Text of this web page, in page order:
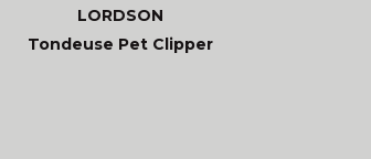
LORDSON
Tondeuse Pet Clipper